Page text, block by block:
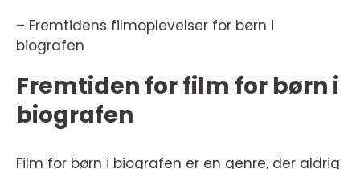
– Fremtidens filmoplevelser for børn i
biografen
Fremtiden for film for børn i
biografen
Film for børn i biografen er en genre, der aldrig